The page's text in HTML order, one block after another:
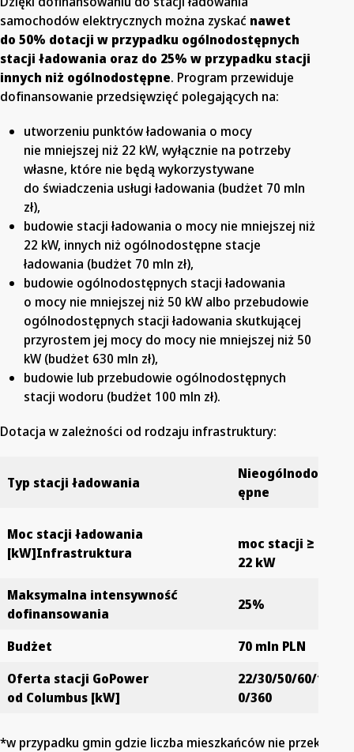
samochodów elektrycznych można zyskać nawet
do 50% dotacji w przypadku ogólnodostępnych
stacji ładowania oraz do 25% w przypadku stacji
innych niż ogólnodostępne. Program przewiduje
dofinansowanie przedsięwzięć polegających na:
utworzeniu punktów ładowania o mocy
nie mniejszej niż 22 kW, wyłącznie na potrzeby
własne, które nie będą wykorzystywane
do świadczenia usługi ładowania (budżet 70 mln
zł),
budowie stacji ładowania o mocy nie mniejszej niż
22 kW, innych niż ogólnodostępne stacje
ładowania (budżet 70 mln zł),
budowie ogólnodostępnych stacji ładowania
o mocy nie mniejszej niż 50 kW albo przebudowie
ogólnodostępnych stacji ładowania skutkującej
przyrostem jej mocy do mocy nie mniejszej niż 50
kW (budżet 630 mln zł),
budowie lub przebudowie ogólnodostępnych
stacji wodoru (budżet 100 mln zł).
Dotacja w zależności od rodzaju infrastruktury:
Typ stacji ładowania
Nieogólnodost
ępne
Moc stacji ładowania
[kW]Infrastruktura
moc stacji ≥
22 kW
Maksymalna intensywność
dofinansowania
25%
Budżet 70 mln PLN
Oferta stacji GoPower
od Columbus [kW]
22/30/50/60/18
0/360
*w przypadku gmin gdzie liczba mieszkańców nie